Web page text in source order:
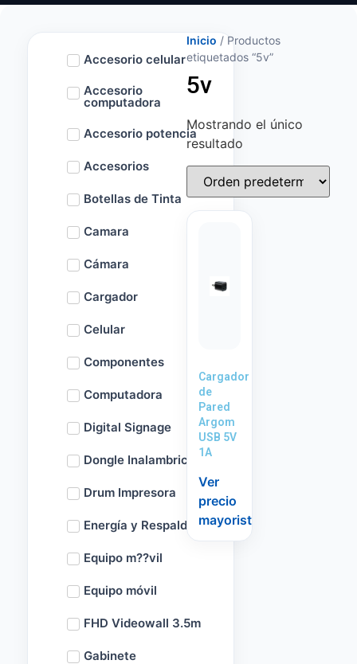
Accesorio celular
Accesorio
computadora
Accesorio potencia
Accesorios
Botellas de Tinta
Camara
Cámara
Cargador
Celular
Componentes
Computadora
Digital Signage
Dongle Inalambrico
Drum Impresora
Energía y Respaldo
Equipo m??vil
Equipo móvil
FHD Videowall 3.5m
Gabinete
Inicio / Productos
etiquetados “5v”
5v
Mostrando el único
resultado
Cargador
de
Pared
Argom
USB 5V
1A
Ver
precio
mayorista